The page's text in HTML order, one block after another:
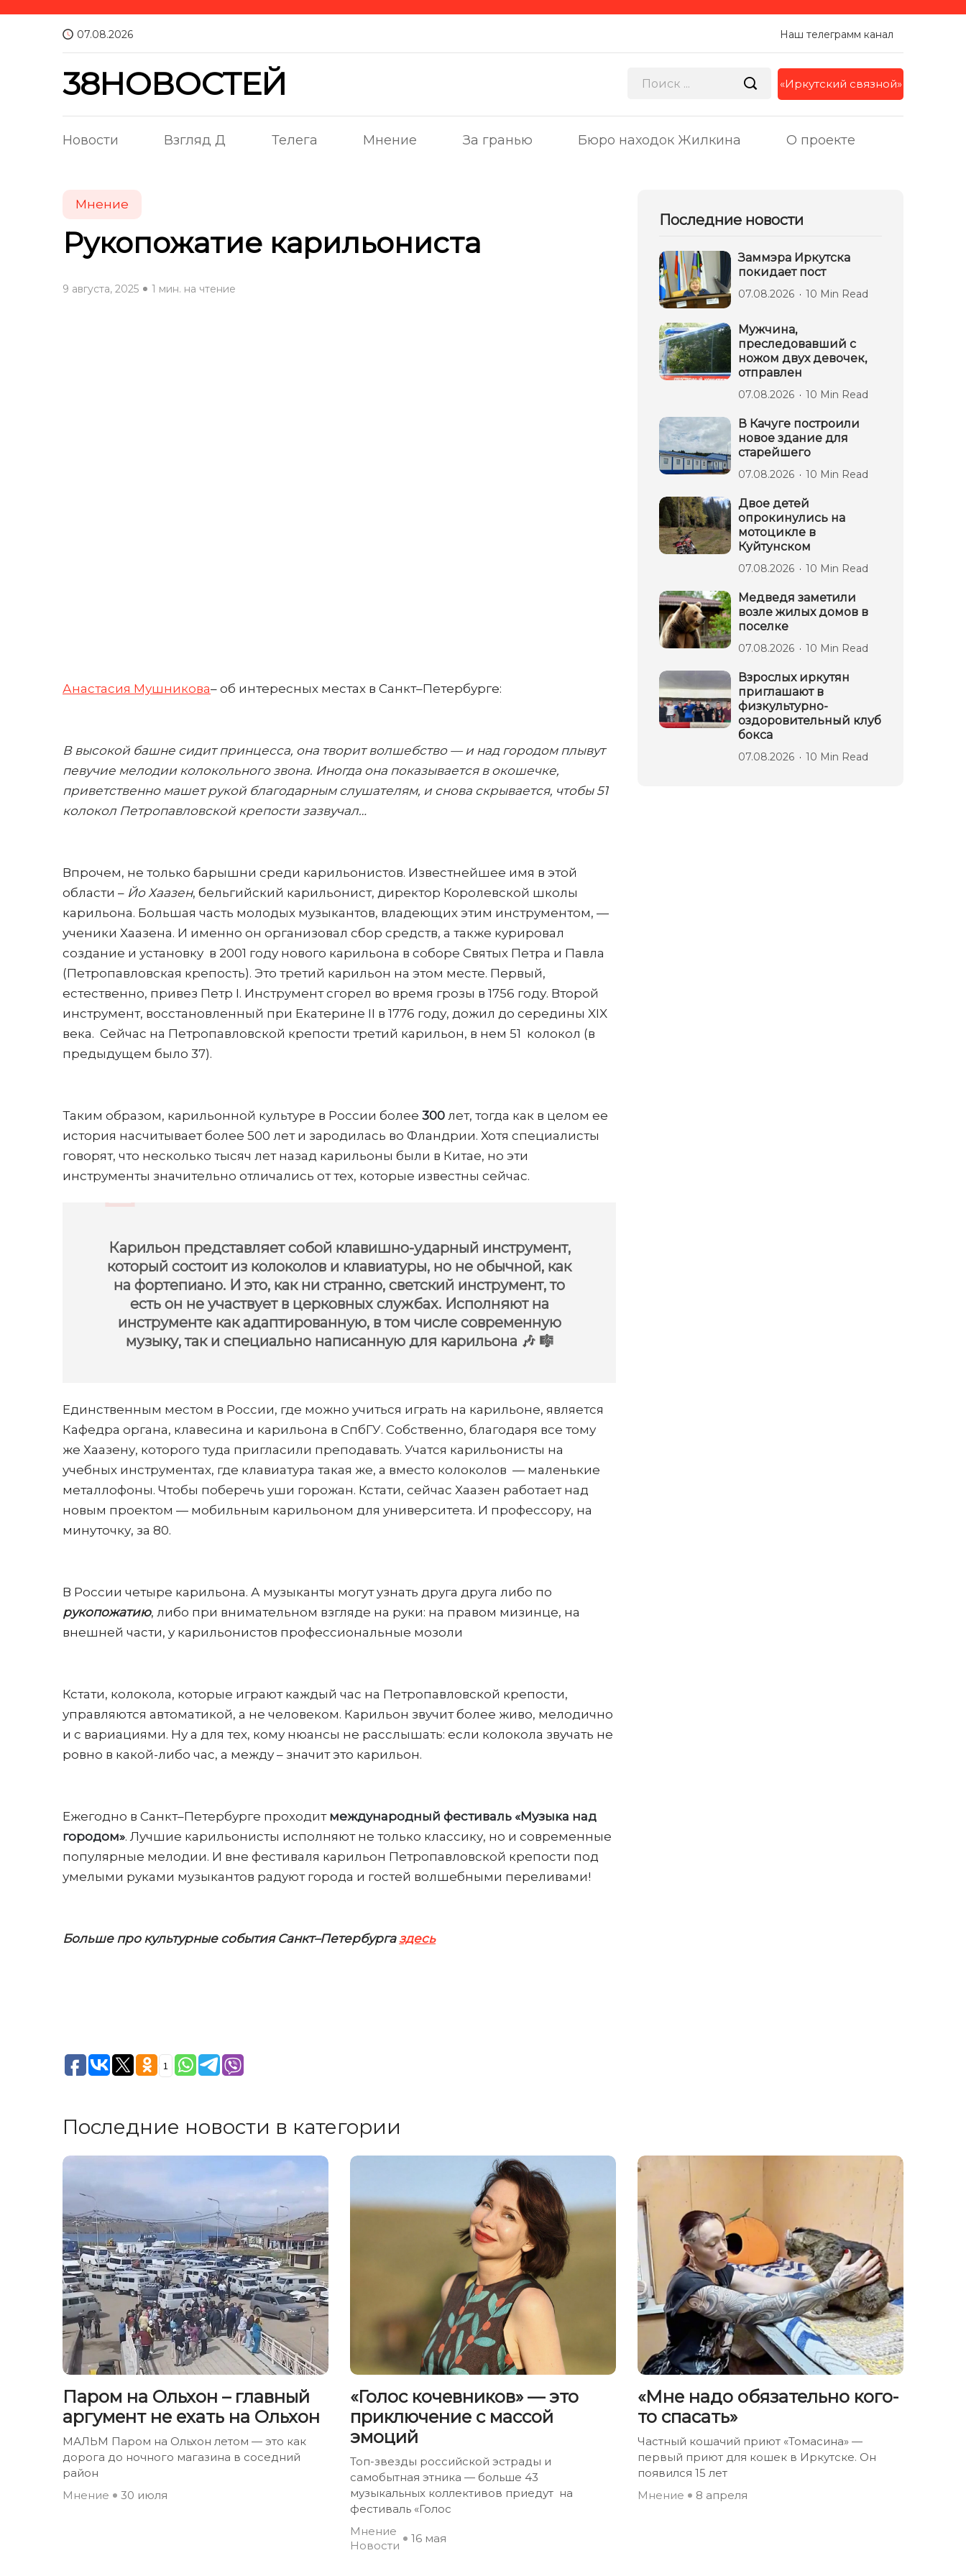
07.08.2026 Наш телеграмм канал
38НОВОСТЕЙ «Иркутский связной»
Новости Взгляд Д Телега Мнение За гранью Бюро находок Жилкина О проекте
Мнение
Рукопожатие карильониста
9 августа, 2025 1 мин. на чтение
Анастасия Мушникова– об интересных местах в Санкт–Петербурге:
В высокой башне сидит принцесса, она творит волшебство — и над городом плывут
певучие мелодии колокольного звона. Иногда она показывается в окошечке,
приветственно машет рукой благодарным слушателям, и снова скрывается, чтобы 51
колокол Петропавловской крепости зазвучал…
Впрочем, не только барышни среди карильонистов. Известнейшее имя в этой
области – Йо Хаазен, бельгийский карильонист, директор Королевской школы
карильона. Большая часть молодых музыкантов, владеющих этим инструментом, —
ученики Хаазена. И именно он организовал сбор средств, а также курировал
создание и установку в 2001 году нового карильона в соборе Святых Петра и Павла
(Петропавловская крепость). Это третий карильон на этом месте. Первый,
естественно, привез Петр I. Инструмент сгорел во время грозы в 1756 году. Второй
инструмент, восстановленный при Екатерине II в 1776 году, дожил до середины XIX
века. Сейчас на Петропавловской крепости третий карильон, в нем 51 колокол (в
предыдущем было 37).
Таким образом, карильонной культуре в России более 300 лет, тогда как в целом ее
история насчитывает более 500 лет и зародилась во Фландрии. Хотя специалисты
говорят, что несколько тысяч лет назад карильоны были в Китае, но эти
инструменты значительно отличались от тех, которые известны сейчас.
Карильон представляет собой клавишно-ударный инструмент,
который состоит из колоколов и клавиатуры, но не обычной, как
на фортепиано. И это, как ни странно, светский инструмент, то
есть он не участвует в церковных службах. Исполняют на
инструменте как адаптированную, в том числе современную
музыку, так и специально написанную для карильона 🎶 🎼
Единственным местом в России, где можно учиться играть на карильоне, является
Кафедра органа, клавесина и карильона в СпбГУ. Собственно, благодаря все тому
же Хаазену, которого туда пригласили преподавать. Учатся карильонисты на
учебных инструментах, где клавиатура такая же, а вместо колоколов — маленькие
металлофоны. Чтобы поберечь уши горожан. Кстати, сейчас Хаазен работает над
новым проектом — мобильным карильоном для университета. И профессору, на
минуточку, за 80.
В России четыре карильона. А музыканты могут узнать друга друга либо по
рукопожатию, либо при внимательном взгляде на руки: на правом мизинце, на
внешней части, у карильонистов профессиональные мозоли
Кстати, колокола, которые играют каждый час на Петропавловской крепости,
управляются автоматикой, а не человеком. Карильон звучит более живо, мелодично
и с вариациями. Ну а для тех, кому нюансы не расслышать: если колокола звучать не
ровно в какой-либо час, а между – значит это карильон.
Ежегодно в Санкт–Петербурге проходитмеждународный фестиваль «Музыка над
городом». Лучшие карильонисты исполняют не только классику, но и современные
популярные мелодии. И вне фестиваля карильон Петропавловской крепости под
умелыми руками музыкантов радуют города и гостей волшебными переливами!
Больше про культурные события Санкт–Петербургаздесь
1
Последние новости
Заммэра Иркутска
покидает пост
07.08.2026 10 Min Read
Мужчина,
преследовавший с
ножом двух девочек,
отправлен
07.08.2026 10 Min Read
В Качуге построили
новое здание для
старейшего
07.08.2026 10 Min Read
Двое детей
опрокинулись на
мотоцикле в
Куйтунском
07.08.2026 10 Min Read
Медведя заметили
возле жилых домов в
поселке
07.08.2026 10 Min Read
Взрослых иркутян
приглашают в
физкультурно-
оздоровительный клуб
бокса
07.08.2026 10 Min Read
Последние новости в категории
Паром на Ольхон – главный
аргумент не ехать на Ольхон
МАЛЬМ Паром на Ольхон летом — это как
дорога до ночного магазина в соседний
район
Мнение
30 июля
«Голос кочевников» — это
приключение с массой
эмоций
Топ-звезды российской эстрады и
самобытная этника — больше 43
музыкальных коллективов приедут на
фестиваль «Голос
Мнение
Новости
16 мая
«Мне надо обязательно кого-
то спасать»
Частный кошачий приют «Томасина» —
первый приют для кошек в Иркутске. Он
появился 15 лет
Мнение
8 апреля